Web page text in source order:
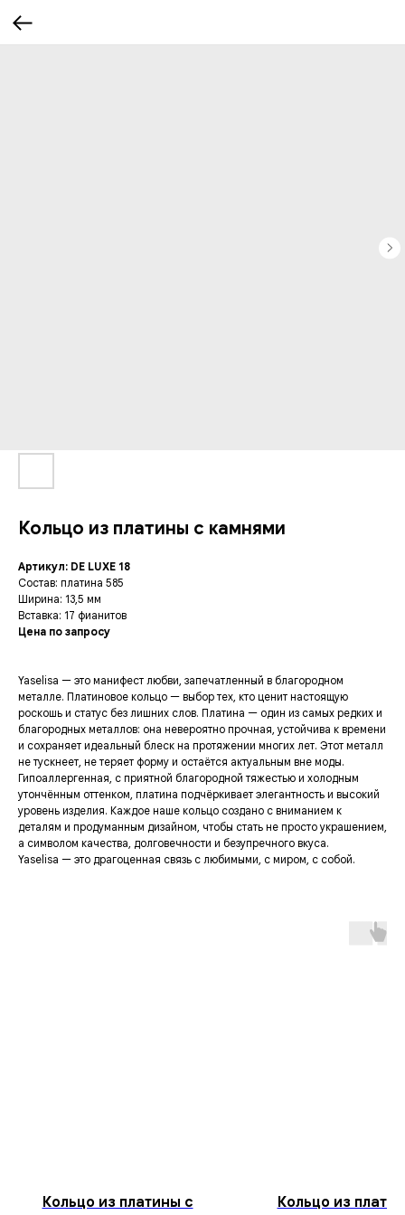
Кольцо из платины с камнями
Артикул: DE LUXE 18
Состав: платина 585
Ширина: 13,5 мм
Вставка: 17 фианитов
Цена по запросу
Yaselisa — это манифест любви, запечатленный в благородном
металле. Платиновое кольцо — выбор тех, кто ценит настоящую
роскошь и статус без лишних слов. Платина — один из самых редких и
благородных металлов: она невероятно прочная, устойчива к времени
и сохраняет идеальный блеск на протяжении многих лет. Этот металл
не тускнеет, не теряет форму и остаётся актуальным вне моды.
Гипоаллергенная, с приятной благородной тяжестью и холодным
утончённым оттенком, платина подчёркивает элегантность и высокий
уровень изделия. Каждое наше кольцо создано с вниманием к
деталям и продуманным дизайном, чтобы стать не просто украшением,
а символом качества, долговечности и безупречного вкуса.
Yaselisa — это драгоценная связь с любимыми, с миром, с собой.
Кольцо из платины с
Кольцо из